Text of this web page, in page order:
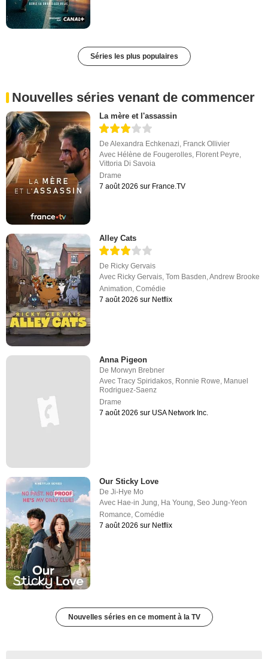
Séries les plus populaires
Nouvelles séries venant de commencer
La mère et l'assassin
DeAlexandra Echkenazi, Franck Ollivier
Avec Hélène de Fougerolles, Florent Peyre,
Vittoria Di Savoia
Drame
7 août 2026 sur France.TV
Alley Cats
De Ricky Gervais
Avec Ricky Gervais ,Tom Basden ,Andrew Brooke
Animation ,Comédie
7 août 2026 sur Netflix
Anna Pigeon
De Morwyn Brebner
AvecTracy Spiridakos, Ronnie Rowe, Manuel
Rodriguez-Saenz
Drame
7 août 2026 sur USA Network Inc.
Our Sticky Love
DeJi-Hye Mo
Avec Hae-in Jung, Ha Young,Seo Jung-Yeon
Romance,Comédie
7 août 2026 sur Netflix
Nouvelles séries en ce moment à la TV